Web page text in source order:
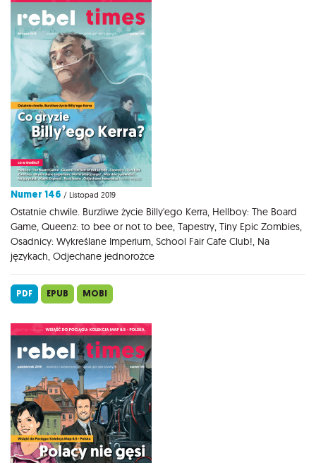
Numer 146 / Listopad 2019
Ostatnie chwile. Burzliwe życie Billy'ego Kerra, Hellboy: The Board
Game, Queenz: to bee or not to bee, Tapestry, Tiny Epic Zombies,
Osadnicy: Wykreślane Imperium, School Fair Cafe Club!, Na
językach, Odjechane jednorożce
PDF EPUB MOBI